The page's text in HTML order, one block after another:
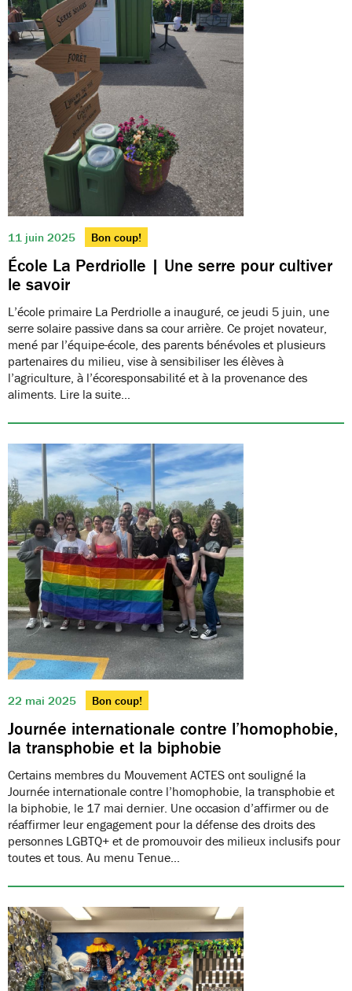
11 juin 2025 Bon coup!
École La Perdriolle | Une serre pour cultiver
le savoir
L’école primaire La Perdriolle a inauguré, ce jeudi 5 juin, une
serre solaire passive dans sa cour arrière. Ce projet novateur,
mené par l’équipe-école, des parents bénévoles et plusieurs
partenaires du milieu, vise à sensibiliser les élèves à
l’agriculture, à l’écoresponsabilité et à la provenance des
aliments. Lire la suite…
22 mai 2025 Bon coup!
Journée internationale contre l’homophobie,
la transphobie et la biphobie
Certains membres du Mouvement ACTES ont souligné la
Journée internationale contre l’homophobie, la transphobie et
la biphobie, le 17 mai dernier. Une occasion d’affirmer ou de
réaffirmer leur engagement pour la défense des droits des
personnes LGBTQ+ et de promouvoir des milieux inclusifs pour
toutes et tous. Au menu Tenue…